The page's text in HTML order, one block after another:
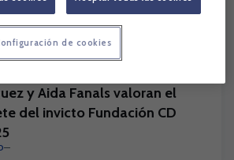
y Aida Fanals valoran el
del invicto Fundación CD
de cookies